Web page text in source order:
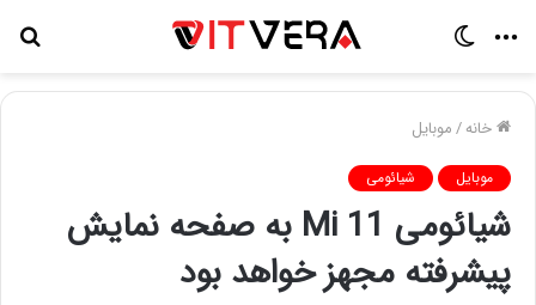
منو
خانه/موبایل
موبایل شیائومی
شیائومی Mi 11 به صفحه نمایش
پیشرفته مجهز خواهد بود